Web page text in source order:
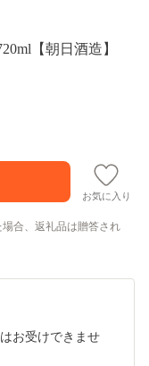
【朝日酒造】
お気に入り
合、返礼品は贈答され
お受けできませ